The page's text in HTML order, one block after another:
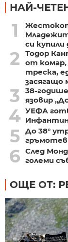
НАЙ-
1
си
2
Тодор
от комар,
треска,
засягащо
3
38-
язовир
4 УЕФА
5 До 38°
6 След
големи
ОЩЕ ОТ: